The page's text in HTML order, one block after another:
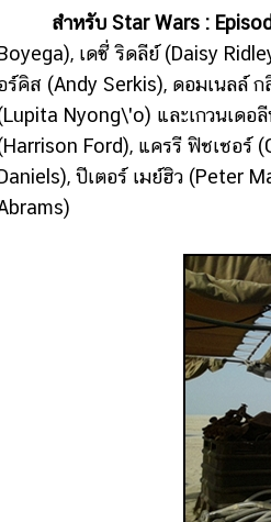
สำหรับ Star Wars :
เดซี่ ริดลีย์ (Daisy
ร์คิส (Andy Serkis), ดอมเนลล์
Nyong\'o) และเกวนเด
Ford), แครรี ฟิชเชอร์
ปีเตอร์ เมย์ฮิว (Peter